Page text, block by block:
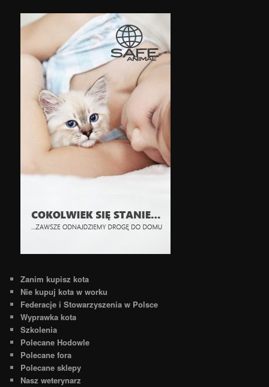
Zanim kupisz kota
Nie kupuj kota w worku
Federacje i Stowarzyszenia w Polsce
Wyprawka kota
Szkolenia
Polecane Hodowle
Polecane fora
Polecane sklepy
Nasz weterynarz